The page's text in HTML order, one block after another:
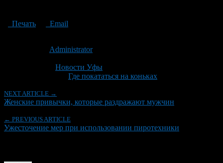
Печать
Email
Administrator
Новости Уфы
Где покататься на коньках
NEXT ARTICLE →
Женские привычки, которые раздражают мужчин
← PREVIOUS ARTICLE
Ужесточение мер при использовании пиротехники